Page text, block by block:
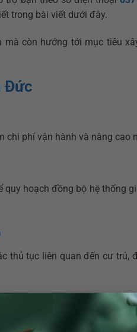
trong bài viết dưới đây.
còn hướng tới mục tiêu
Đức
phí vận hành và nâng cao
hoạch đồng bộ hệ thống
thủ tục liên quan đến cư trú,
Nhuận Đức?
sáp nhập
, các mâu thuẫn